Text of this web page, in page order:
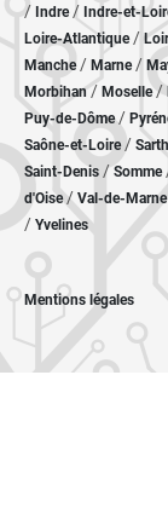
/ Indre/ Indre-et-
Loire-Atlantique/
Manche/ Marne/
Morbihan/ Moselle/
Puy-de-Dôme/
Saône-et-Loire/
Saint-Denis /Somme
d'Oise/ Val-de-Marne
/ Yvelines
Mentions légales